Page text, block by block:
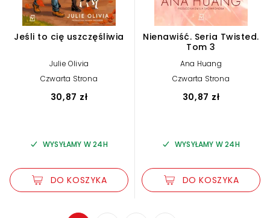
Jeśli to cię uszczęśliwia
Julie Olivia
Czwarta Strona
30,87 zł
WYSYŁAMY W 24H
DO KOSZYKA
Nienawiść. Seria Twisted.
Tom 3
Ana Huang
Czwarta Strona
30,87 zł
WYSYŁAMY W 24H
DO KOSZYKA